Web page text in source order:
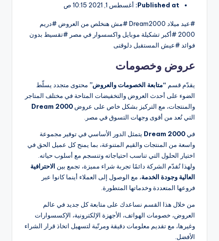
Published at: أغسطس 1, 2021 10:15 ص
#عيد ميلاد Dream2000 #مش هنخلص من العروض #دريم
2000 #أكبر تشكيلة موبايل واكسسوار في مصر #تقسيط بدون
فوائد #عيش المستقبل دلوقتى
عروض وخصومات
يقدّم قسم “متابعة الخصومات والعروض” محتوى متجدد يسلّط
الضوء على أحدث العروض والتخفيضات المتاحة في مختلف المتاجر
والمنتجات، مع التركيز بشكل خاص على عروض Dream 2000
التي تُعد من أقوى وجهات التسوق في مصر.
في Dream 2000 يتمثل الدور الأساسي في توفير مجموعة
واسعة من المنتجات والقيم المتنوعة، بما يمنح كل عميل الحق في
اختيار الحلول التي تناسب احتياجاته وتنسجم مع أسلوب حياته.
ولهذا تُقدّم الشركة دائمًا تجربة شراء مميزة، تجمع بين الاحترافية
العالية وجودة الخدمة، مع الوصول إلى العملاء أينما كانوا عبر
فروعها المتعددة وخدماتها المتطورة.
من خلال هذا القسم نساعدك على متابعة كل جديد في عالم
العروض، خصومات الهواتف، الأجهزة الإلكترونية، الإكسسوارات
وغيرها، مع تقديم معلومات دقيقة ومرتّبة لتسهيل اتخاذ قرار الشراء
الأفضل.